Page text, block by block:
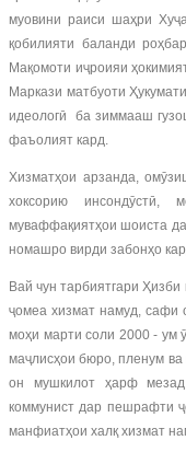
муовини раиси шаҳри
қобилияти баланди
Мақомоти иҷроияи
Маркази матбуоти
идеологӣ ба зиммааш
фаъолият кард.
Хизматҳои арзанда,
хоксорию инсондӯстӣ,
муваффақиятҳои шоиста
номашро вирди забонҳо
Вай чун тарбиятгари
ҷомеа хизмат намуд, сафи
моҳи марти соли 2000 - ум
маҷлисҳои бюро, пленум ва
он мушкилот ҳарф
коммунист дар пешрафти
манфиатҳои халқ хизмат